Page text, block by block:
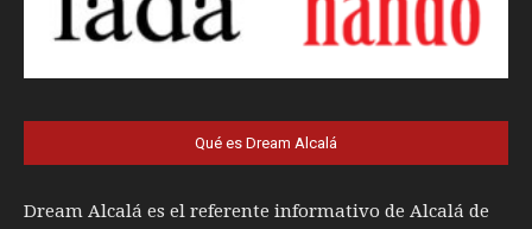
Qué es Dream Alcalá
Dream Alcalá es el referente informativo de Alcalá de